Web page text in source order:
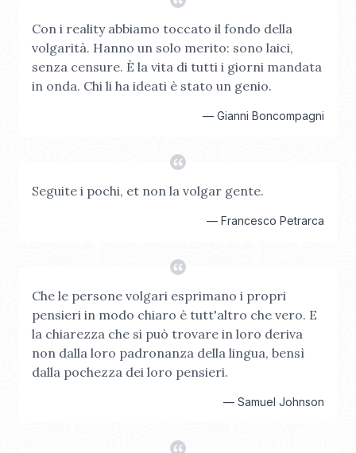
Con i reality abbiamo toccato il fondo della
volgarità. Hanno un solo merito: sono laici,
senza censure. È la vita di tutti i giorni mandata
in onda. Chi li ha ideati è stato un genio.
— Gianni Boncompagni
Seguite i pochi, et non la volgar gente.
— Francesco Petrarca
Che le persone volgari esprimano i propri
pensieri in modo chiaro è tutt'altro che vero. E
la chiarezza che si può trovare in loro deriva
non dalla loro padronanza della lingua, bensì
dalla pochezza dei loro pensieri.
— Samuel Johnson